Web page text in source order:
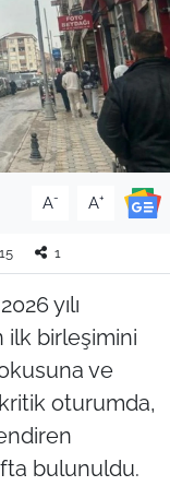
A- A+
1
yılı
ilk birleşimini
ve
oturumda,
bulunuldu.